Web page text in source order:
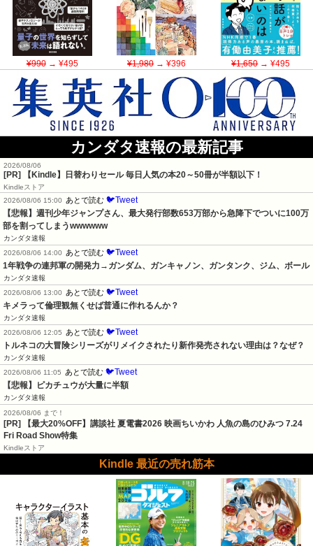
¥990→ ¥495 ¥1,980→ ¥396 ¥1,650→ ¥495
カンダタ速報の最新記事
2026/08/06
[PR] 【Kindle】日替わりセール 毎日人気の本20～50冊が半額以下！
Kindleストア
2026/08/06 15:00 あとで読む 🐦Tweet
【悲報】週刊少年ジャンプさん、最大発行部数653万部から急降下でついに100万
部を割ってしまうwwwwww
カンダタ速報
2026/08/06 14:00 あとで読む 🐦Tweet
1年戦争の連邦軍の開発力→ガンダム、ガンキャノン、ガンタンク、ジム、ボール
カンダタ速報
2026/08/06 13:00 あとで読む 🐦Tweet
キメラって倫理観無くせば普通に作れるんか？
カンダタ速報
2026/08/06 12:05 あとで読む 🐦Tweet
トルネコの大冒険シリーズがリメイクされたり新作発売されない理由は？なぜ？
カンダタ速報
2026/08/06 11:05 あとで読む 🐦Tweet
【悲報】ピカチュウが大量に半額
カンダタ速報
2026/08/06 まで！
[PR] 【最大20%OFF】講談社 夏電書2026 映画ちいかわ 人魚の島のひみつ 7.24
Fri Road Show特集
Kindleストア
Kindle 最近の売れ筋本